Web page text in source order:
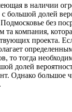
в наличии
большой долей
без
та компания,
проекта.
то тогда
долей
Однако большое